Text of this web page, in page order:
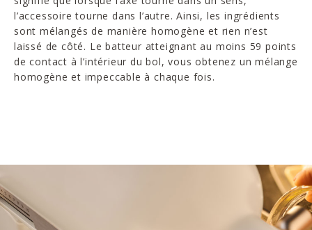
l’accessoire tourne dans l’autre. Ainsi, les ingrédients
sont mélangés de manière homogène et rien n’est
laissé de côté. Le batteur atteignant au moins 59 points
de contact à l’intérieur du bol, vous obtenez un mélange
homogène et impeccable à chaque fois.